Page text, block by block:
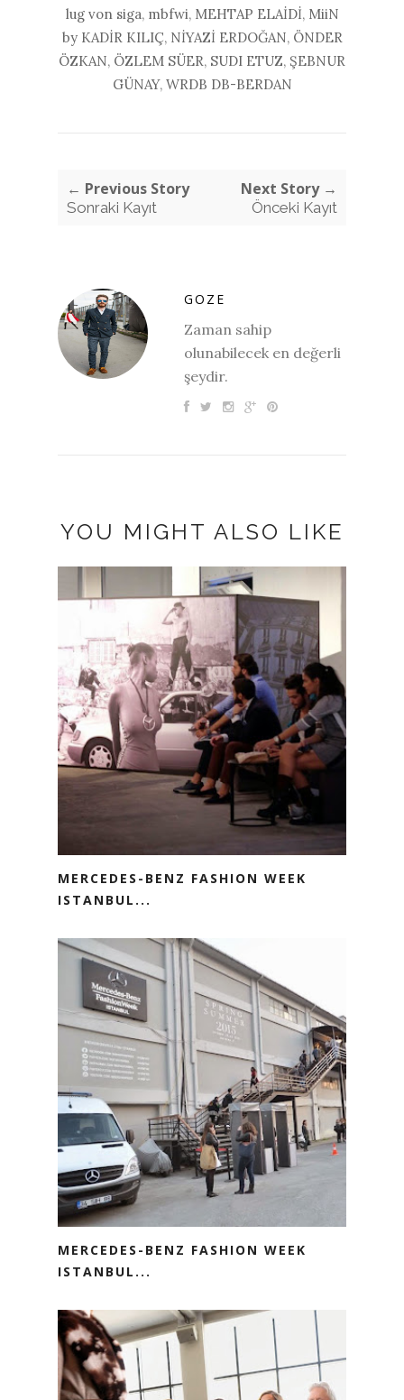
lug von siga, mbfwi, MEHTAP ELAİDİ, MiiN
by KADİR KILIÇ, NİYAZİ ERDOĞAN, ÖNDER
ÖZKAN, ÖZLEM SÜER, SUDI ETUZ, ŞEBNUR
GÜNAY, WRDB DB-BERDAN
← Previous Story
Sonraki Kayıt
Next Story →
Önceki Kayıt
GOZE
Zaman sahip
olunabilecek en değerli
şeydir.
YOU MIGHT ALSO LIKE
MERCEDES-BENZ FASHION WEEK
ISTANBUL...
MERCEDES-BENZ FASHION WEEK
ISTANBUL...